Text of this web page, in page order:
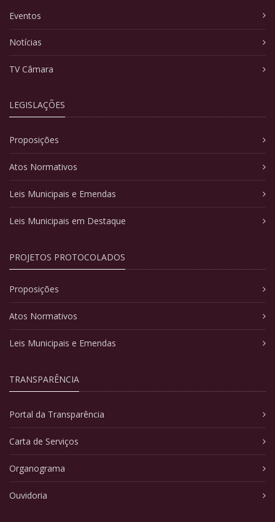
Eventos
Notícias
TV Câmara
LEGISLAÇÕES
Proposições
Atos Normativos
Leis Municipais e Emendas
Leis Municipais em Destaque
PROJETOS PROTOCOLADOS
Proposições
Atos Normativos
Leis Municipais e Emendas
TRANSPARÊNCIA
Portal da Transparência
Carta de Serviços
Organograma
Ouvidoria